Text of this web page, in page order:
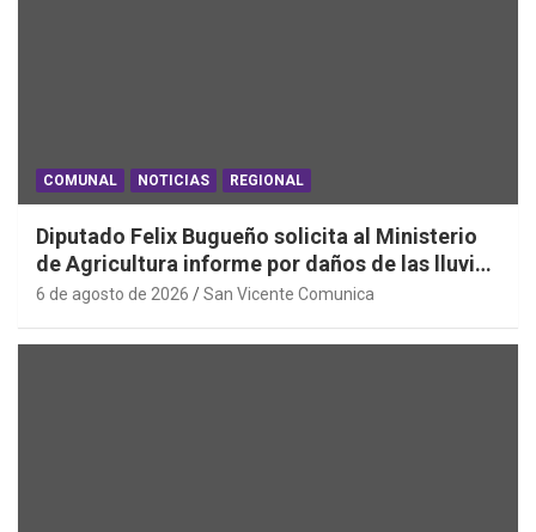
COMUNAL NOTICIAS REGIONAL
Diputado Felix Bugueño solicita al Ministerio
de Agricultura informe por daños de las lluvias
en la Región de O´Higgins
6 de agosto de 2026 San Vicente Comunica